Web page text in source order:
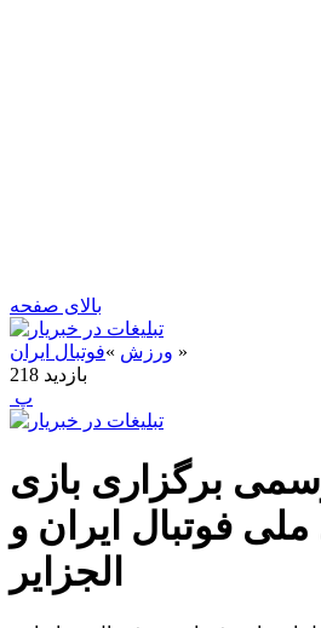
بالای صفحه
ورزش »فوتبال ایران
»
218 بازدید
‍ پ
برگزاری بازی
فوتبال ایران و
الجزایر